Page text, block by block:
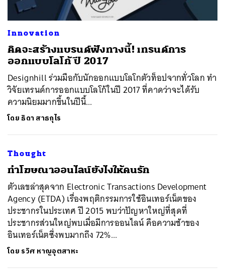
Innovation
คิดจะสร้างแบรนด์ฟังทางนี้! เทรนด์การ
ออกแบบโลโก้ ปี 2017
Designhill ร่วมมือกับนักออกแบบโลโกตัวท็อปจากทั่วโลก ทำ
วิจัยเทรนด์การออกแบบโลโก้ในปี 2017 ที่คาดว่าจะได้รับ
ความนิยมมากขึ้นในปีนี้...
โดย ธิดา สาธกุไร
Thought
ทำโฆษณาออนไลน์ยังไงให้คนรัก
ตัวเลขล่าสุดจาก Electronic Transactions Development
Agency (ETDA) เรื่องพฤติกรรมการใช้อินเทอร์เน็ตของ
ประชากรในประเทศ ปี 2015 พบว่าปัญหาใหญ่ที่สุดที่
ประชากรส่วนใหญ่พบเมื่อมีการออนไลน์ คือความช้าของ
อินเทอร์เน็ตซึ่งพบมากถึง 72%...
โดย รวิศ หาญอุตสาหะ